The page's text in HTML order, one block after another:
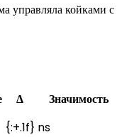
койками с
Δ
Значимость
{:+.1f} ns